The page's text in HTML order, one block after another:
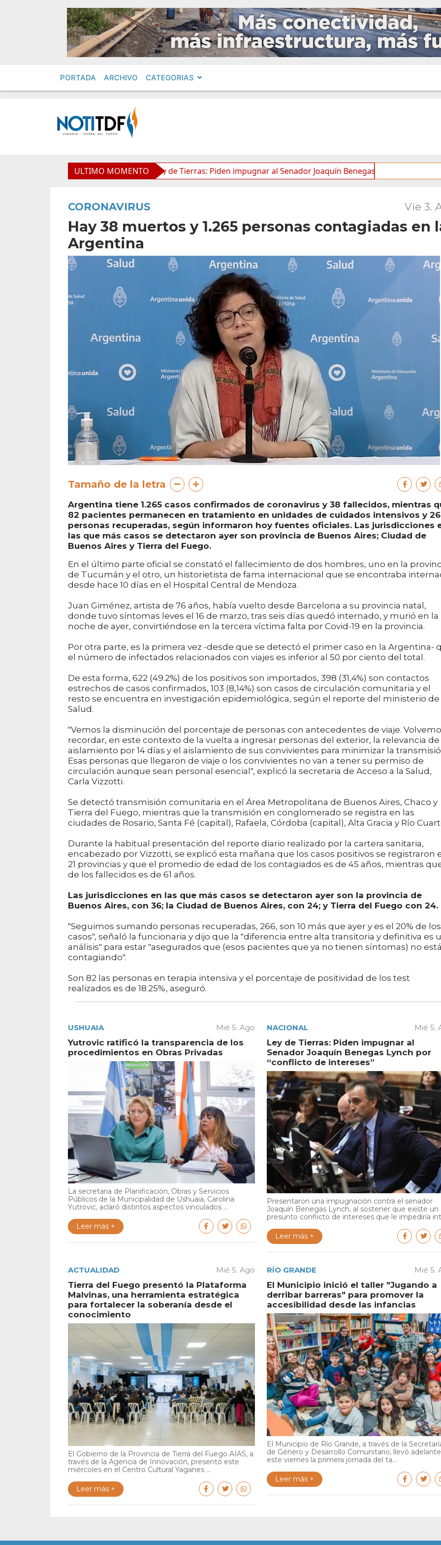
PORTADA ARCHIVO CATEGORIAS
ULTIMO MOMENTO
en Obras Privadas Ley de Tierras: Piden impugnar al Senador Joaquín Benegas Lynch por “conflicto de
CORONAVIRUS Vie 3.
Hay 38 muertos y 1.265 personas contagiadas en
Argentina
Tamaño de la letra
Argentina tiene 1.265 casos confirmados de coronavirus y 38 fallecidos, mientras
82 pacientes permanecen en tratamiento en unidades de cuidados intensivos y
personas recuperadas, según informaron hoy fuentes oficiales. Las jurisdicciones
las que más casos se detectaron ayer son provincia de Buenos Aires; Ciudad de
Buenos Aires y Tierra del Fuego.
En el último parte oficial se constató el fallecimiento de dos hombres, uno en la
de Tucumán y el otro, un historietista de fama internacional que se encontraba
desde hace 10 días en el Hospital Central de Mendoza.
Juan Giménez, artista de 76 años, había vuelto desde Barcelona a su provincia natal,
donde tuvo síntomas leves el 16 de marzo, tras seis días quedó internado, y murió en la
noche de ayer, convirtiéndose en la tercera víctima falta por Covid-19 en la provincia.
Por otra parte, es la primera vez -desde que se detectó el primer caso en la Argentina-
el número de infectados relacionados con viajes es inferior al 50 por ciento del total.
De esta forma, 622 (49.2%) de los positivos son importados, 398 (31,4%) son contactos
estrechos de casos confirmados, 103 (8,14%) son casos de circulación comunitaria y el
resto se encuentra en investigación epidemiológica, según el reporte del ministerio de
Salud.
"Vemos la disminución del porcentaje de personas con antecedentes de viaje.
recordar, en este contexto de la vuelta a ingresar personas del exterior, la relevancia de
aislamiento por 14 días y el aislamiento de sus convivientes para minimizar la
Esas personas que llegaron de viaje o los convivientes no van a tener su permiso de
circulación aunque sean personal esencial", explicó la secretaria de Acceso a la Salud,
Carla Vizzotti.
Se detectó transmisión comunitaria en el Área Metropolitana de Buenos Aires, Chaco y
Tierra del Fuego, mientras que la transmisión en conglomerado se registra en las
ciudades de Rosario, Santa Fé (capital), Rafaela, Córdoba (capital), Alta Gracia y Río
Durante la habitual presentación del reporte diario realizado por la cartera sanitaria,
encabezado por Vizzotti, se explicó esta mañana que los casos positivos se registraron
21 provincias y que el promedio de edad de los contagiados es de 45 años, mientras
de los fallecidos es de 61 años.
Las jurisdicciones en las que más casos se detectaron ayer son la provincia de
Buenos Aires, con 36; la Ciudad de Buenos Aires, con 24; y Tierra del Fuego con 24.
"Seguimos sumando personas recuperadas, 266, son 10 más que ayer y es el 20% de los
casos", señaló la funcionaria y dijo que la "diferencia entre alta transitoria y definitiva es
análisis" para estar "asegurados que (esos pacientes que ya no tienen síntomas) no
contagiando".
Son 82 las personas en terapia intensiva y el porcentaje de positividad de los test
realizados es de 18.25%, aseguró.
USHUAIA Mié 5. Ago
Yutrovic ratificó la transparencia de los
procedimientos en Obras Privadas
La secretaria de Planificación, Obras y Servicios
Públicos de la Municipalidad de Ushuaia, Carolina
Yutrovic, aclaró distintos aspectos vinculados ...
Leer más +
NACIONAL Mié 5.
Ley de Tierras: Piden impugnar al
Senador Joaquín Benegas Lynch por
“conflicto de intereses”
Presentaron una impugnación contra el senador
Joaquín Benegas Lynch, al sostener que existe un
presunto conflicto de intereses que le impediría
Leer más +
ACTUALIDAD Mié 5. Ago
Tierra del Fuego presentó la Plataforma
Malvinas, una herramienta estratégica
para fortalecer la soberanía desde el
conocimiento
El Gobierno de la Provincia de Tierra del Fuego AIAS, a
través de la Agencia de Innovación, presentó este
miércoles en el Centro Cultural Yaganes ...
Leer más +
RÍO GRANDE Mié 5.
El Municipio inició el taller "Jugando a
derribar barreras" para promover la
accesibilidad desde las infancias
El Municipio de Río Grande, a través de la
de Género y Desarrollo Comunitario, llevó adelante
este viernes la primera jornada del ta...
Leer más +